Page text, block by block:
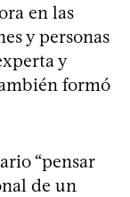
en las
y personas
y
formó
“pensar
de un